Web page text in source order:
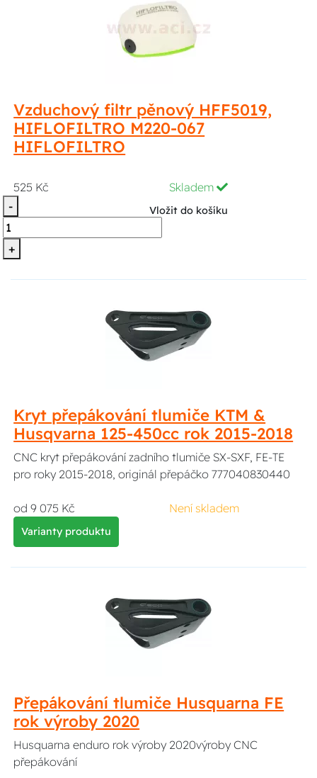
Vzduchový filtr pěnový HFF5019,
HIFLOFILTRO M220-067
HIFLOFILTRO
525 Kč
Skladem
-
+
Vložit do košíku
Kryt přepákování tlumiče KTM &
Husqvarna 125-450cc rok 2015-2018
CNC kryt přepákování zadního tlumiče SX-SXF, FE-TE
pro roky 2015-2018, originál přepáčko 777040830440
od 9 075 Kč Není skladem
Varianty produktu
Přepákování tlumiče Husquarna FE
rok výroby 2020
Husquarna enduro rok výroby 2020výroby CNC
přepákování